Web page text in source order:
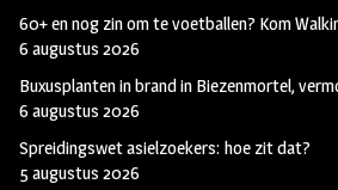
60+ en nog zin om te voetballen? Kom
6 augustus 2026
Buxusplanten in brand in Biezenmortel,
6 augustus 2026
Spreidingswet asielzoekers: hoe zit dat?
5 augustus 2026